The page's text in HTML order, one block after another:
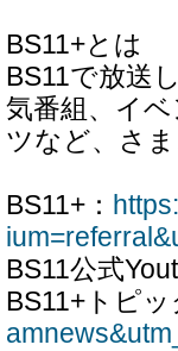
BS11+とは
BS11で放送
気番組、イ
ツなど、さ
BS11+：
BS11公式
BS11+トピッ